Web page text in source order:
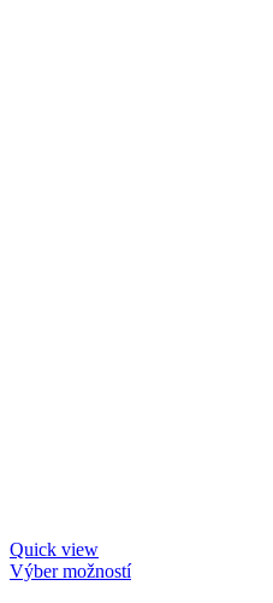
Quick view
Výber možností